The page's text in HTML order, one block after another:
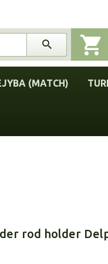
(MATCH)
rod holder